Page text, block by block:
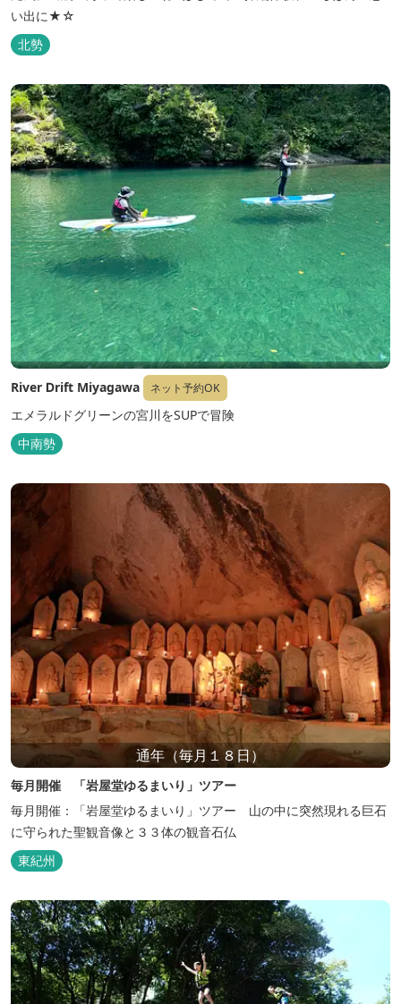
い出に★☆
北勢
River Ⅾrift Miyagawa ネット予約OK
エメラルドグリーンの宮川をSUPで冒険
中南勢
通年（毎月１８日）
毎月開催 「岩屋堂ゆるまいり」ツアー
毎月開催：「岩屋堂ゆるまいり」ツアー 山の中に突然現れる巨石
に守られた聖観音像と３３体の観音石仏
東紀州